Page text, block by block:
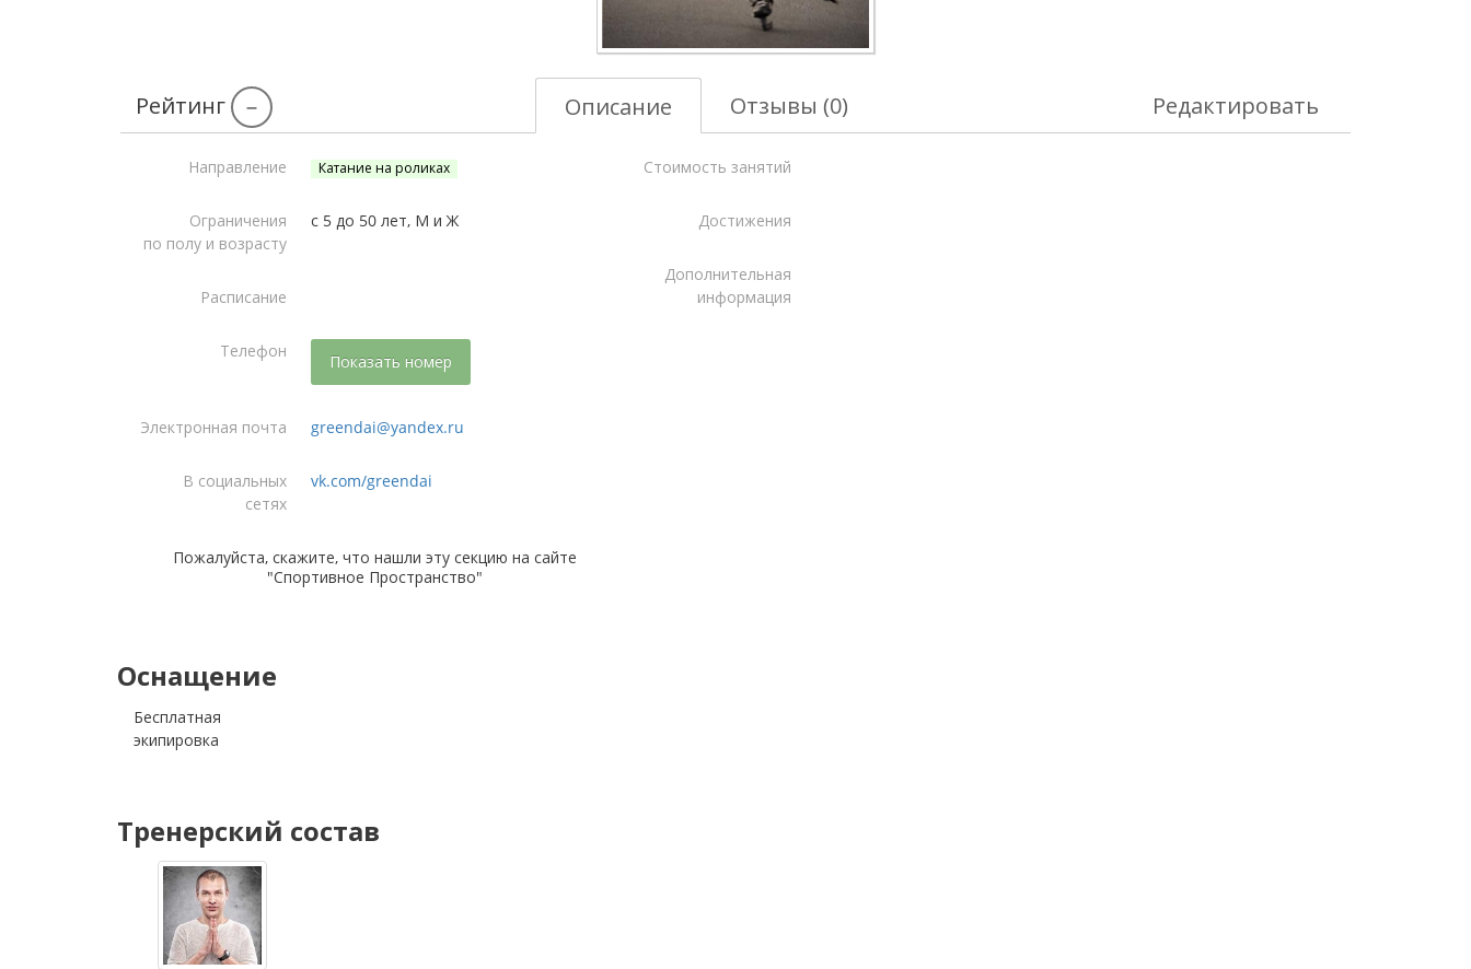
Рейтинг – Описание Отзывы (0) Редактировать
Направление Катание на роликах
Ограничения
по полу и возрасту
с 5 до 50 лет, М и Ж
Расписание
Телефон
Показать номер
Электронная почта greendai@yandex.ru
В социальных
сетях
vk.com/greendai
Пожалуйста, скажите, что нашли эту секцию на сайте
"Спортивное Пространство"
Стоимость занятий
Достижения
Дополнительная
информация
Оснащение
Бесплатная
экипировка
Тренерский состав